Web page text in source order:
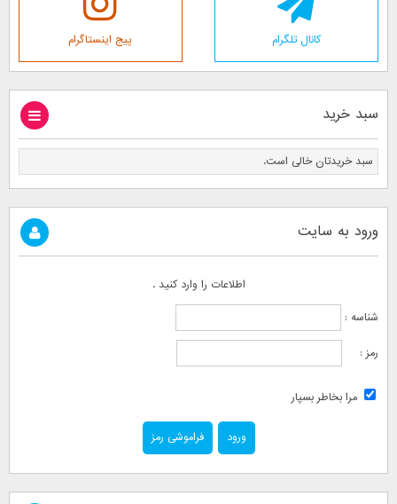
کانال تلگرام پیج اینستاگرام
سبد خرید
سبد خریدتان خالی است.
ورود به سایت
اطلاعات را وارد کنید .
شناسه :
رمز :
مرا بخاطر بسپار
فراموشی رمز